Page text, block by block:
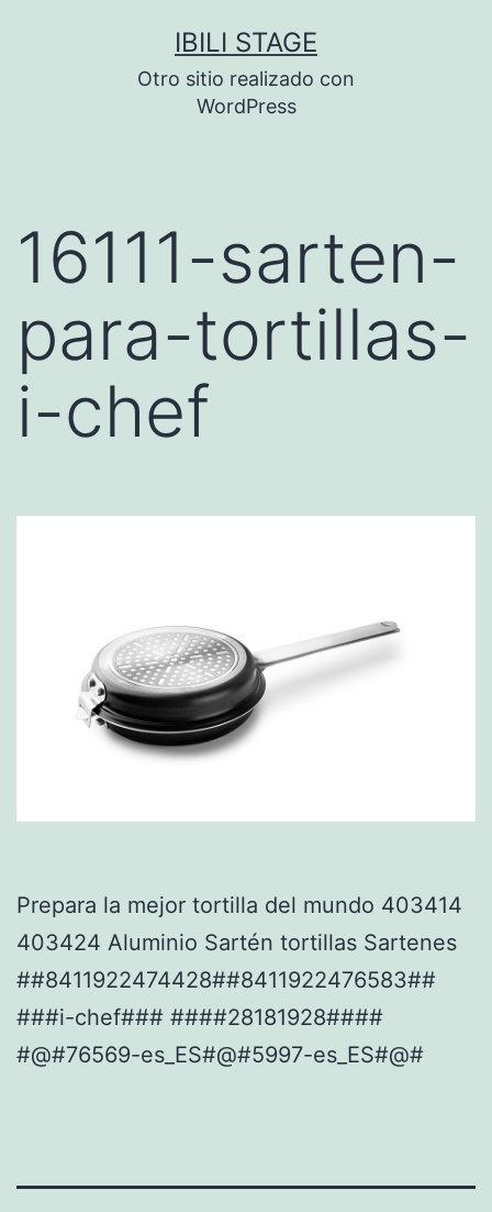
IBILI STAGE
Otro sitio realizado con
WordPress
16111-sarten-
para-tortillas-
i-chef
Prepara la mejor tortilla del mundo 403414
403424 Aluminio Sartén tortillas Sartenes
##8411922474428##8411922476583##
###i-chef### ####28181928####
#@#76569-es_ES#@#5997-es_ES#@#